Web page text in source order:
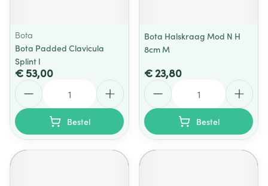
Bota
Bota Padded Clavicula
Splint l
€ 53,00
Bestel
Bota Halskraag Mod N H
8cm M
€ 23,80
Bestel